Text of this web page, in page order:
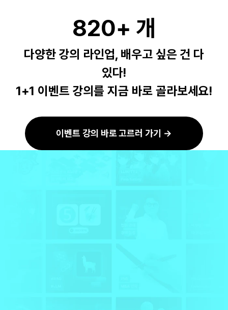
820+ 개
다양한 강의 라인업, 배우고 싶은 건 다
있다!
1+1 이벤트 강의를 지금 바로 골라보세요!
이벤트 강의 바로 고르러 가기 →